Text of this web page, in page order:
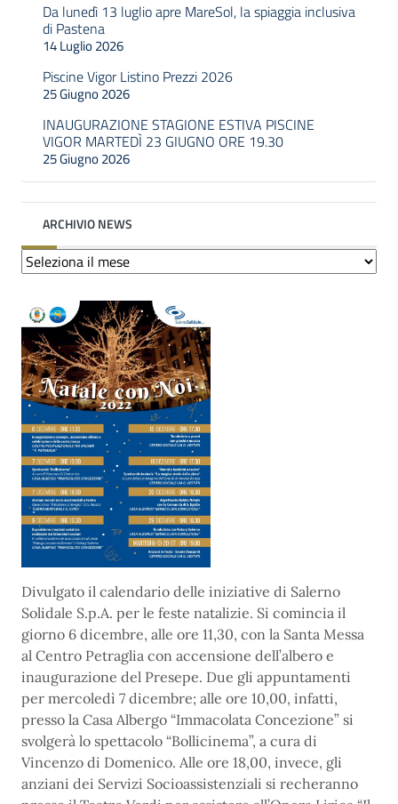
Da lunedì 13 luglio apre MareSol, la spiaggia inclusiva
di Pastena
14 Luglio 2026
Piscine Vigor Listino Prezzi 2026
25 Giugno 2026
INAUGURAZIONE STAGIONE ESTIVA PISCINE
VIGOR MARTEDÌ 23 GIUGNO ORE 19.30
25 Giugno 2026
ARCHIVIO NEWS
Archivio
Divulgato il calendario delle iniziative di Salerno
Solidale S.p.A. per le feste natalizie. Si comincia il
giorno 6 dicembre, alle ore 11,30, con la Santa Messa
al Centro Petraglia con accensione dell’albero e
inaugurazione del Presepe. Due gli appuntamenti
per mercoledì 7 dicembre; alle ore 10,00, infatti,
presso la Casa Albergo “Immacolata Concezione” si
svolgerà lo spettacolo “Bollicinema”, a cura di
Vincenzo di Domenico. Alle ore 18,00, invece, gli
anziani dei Servizi Socioassistenziali si recheranno